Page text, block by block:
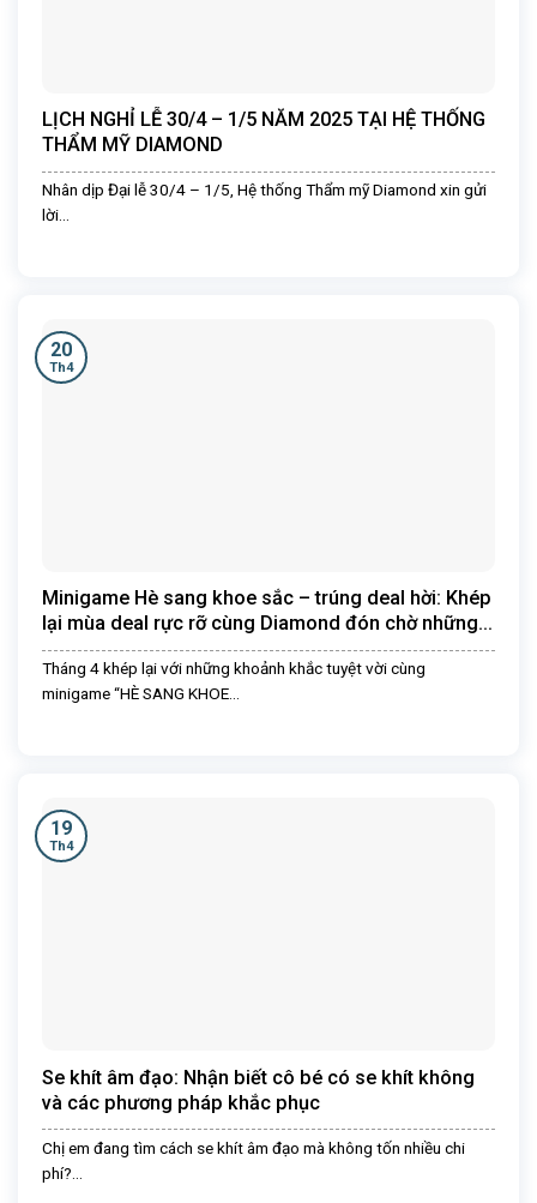
LỊCH NGHỈ LỄ 30/4 – 1/5 NĂM 2025 TẠI HỆ THỐNG
THẨM MỸ DIAMOND
Nhân dịp Đại lễ 30/4 – 1/5, Hệ thống Thẩm mỹ Diamond xin gửi
lời...
Minigame Hè sang khoe sắc – trúng deal hời: Khép
lại mùa deal rực rỡ cùng Diamond đón chờ những
cơ hội mới
Tháng 4 khép lại với những khoảnh khắc tuyệt vời cùng
minigame “HÈ SANG KHOE...
20
Th4
Se khít âm đạo: Nhận biết cô bé có se khít không
và các phương pháp khắc phục
Chị em đang tìm cách se khít âm đạo mà không tốn nhiều chi
phí?...
19
Th4